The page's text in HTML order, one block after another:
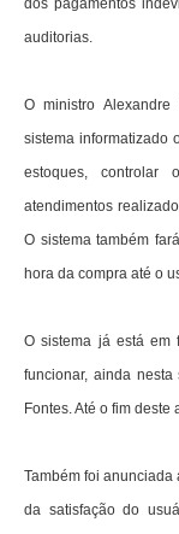
dos pagamentos
auditorias.
O ministro
sistema informatizado
estoques, controlar
atendimentos
O sistema também
hora da compra até o
O sistema já está em
funcionar, ainda
Fontes. Até o fim
Também foi
da satisfação do